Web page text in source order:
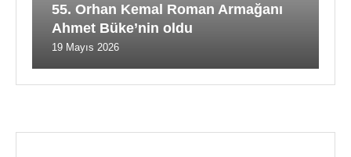
55. Orhan Kemal Roman Armağanı
Ahmet Büke’nin oldu
19 Mayıs 2026